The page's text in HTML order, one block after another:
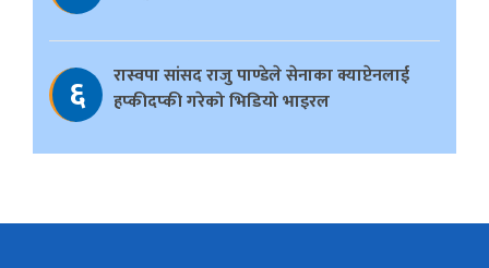
६
रास्वपा सांसद राजु पाण्डेले सेनाका क्याप्टेनलाई
हप्कीदप्की गरेको भिडियो भाइरल